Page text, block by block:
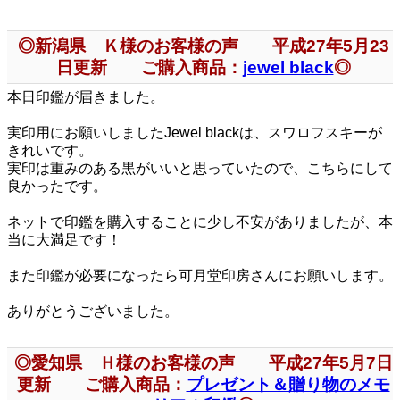
◎新潟県 Ｋ様のお客様の声 平成27年5月23
日更新 ご購入商品： jewel black◎
本日印鑑が届きました。
実印用にお願いしましたJewel blackは、スワロフスキーが
きれいです。
実印は重みのある黒がいいと思っていたので、こちらにして
良かったです。
ネットで印鑑を購入することに少し不安がありましたが、本
当に大満足です！
また印鑑が必要になったら可月堂印房さんにお願いします。
ありがとうございました。
◎愛知県 Ｈ様のお客様の声 平成27年5月7日
更新 ご購入商品： プレゼント＆贈り物のメモ